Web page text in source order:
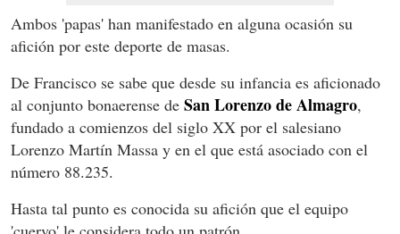
Ambos 'papas' han manifestado en alguna ocasión su
afición por este deporte de masas.
De Francisco se sabe que desde su infancia es aficionado
al conjunto bonaerense de San Lorenzo de Almagro,
fundado a comienzos del siglo XX por el salesiano
Lorenzo Martín Massa y en el que está asociado con el
número 88.235.
Hasta tal punto es conocida su afición que el equipo